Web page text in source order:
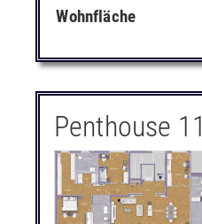
Wohnfläche
Penthouse 11